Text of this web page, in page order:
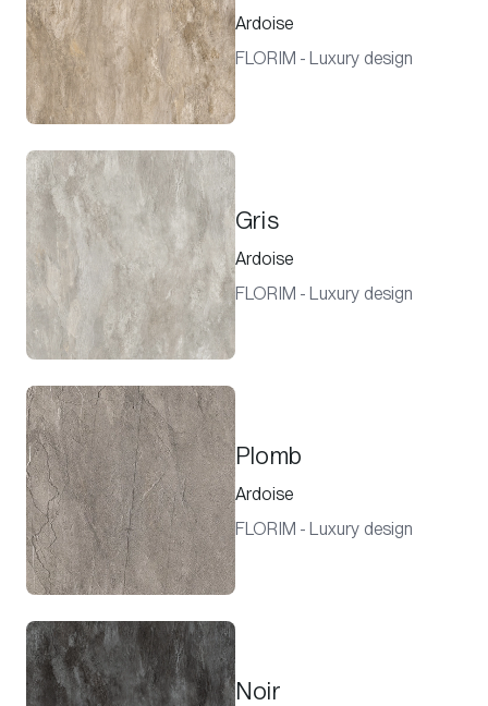
Ardoise
FLORIM - Luxury design
Gris
Ardoise
FLORIM - Luxury design
Plomb
Ardoise
FLORIM - Luxury design
Noir